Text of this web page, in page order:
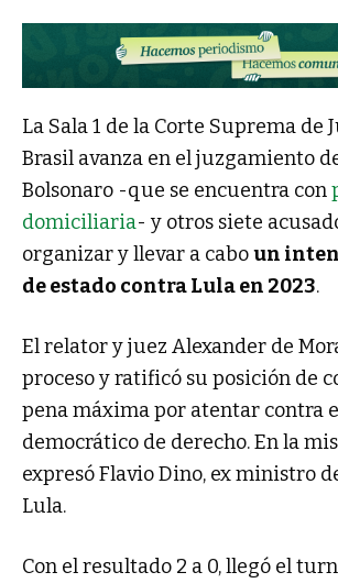
La Sala 1 de la Corte Suprema de
Brasil avanza en el juzgamiento
Bolsonaro -que se encuentra con
domiciliaria- y otros siete
organizar y llevar a caboun
de estado contra Lula en 2023.
El relator y juez Alexander de
proceso y ratificó su posición de
pena máxima por atentar contra
democrático de derecho. En la
expresó Flavio Dino, ex ministro
Lula.
Con el resultado 2 a 0, llegó el